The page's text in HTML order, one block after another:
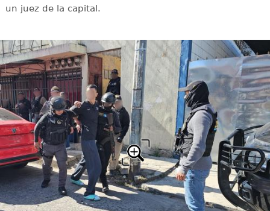
un juez de la capital.